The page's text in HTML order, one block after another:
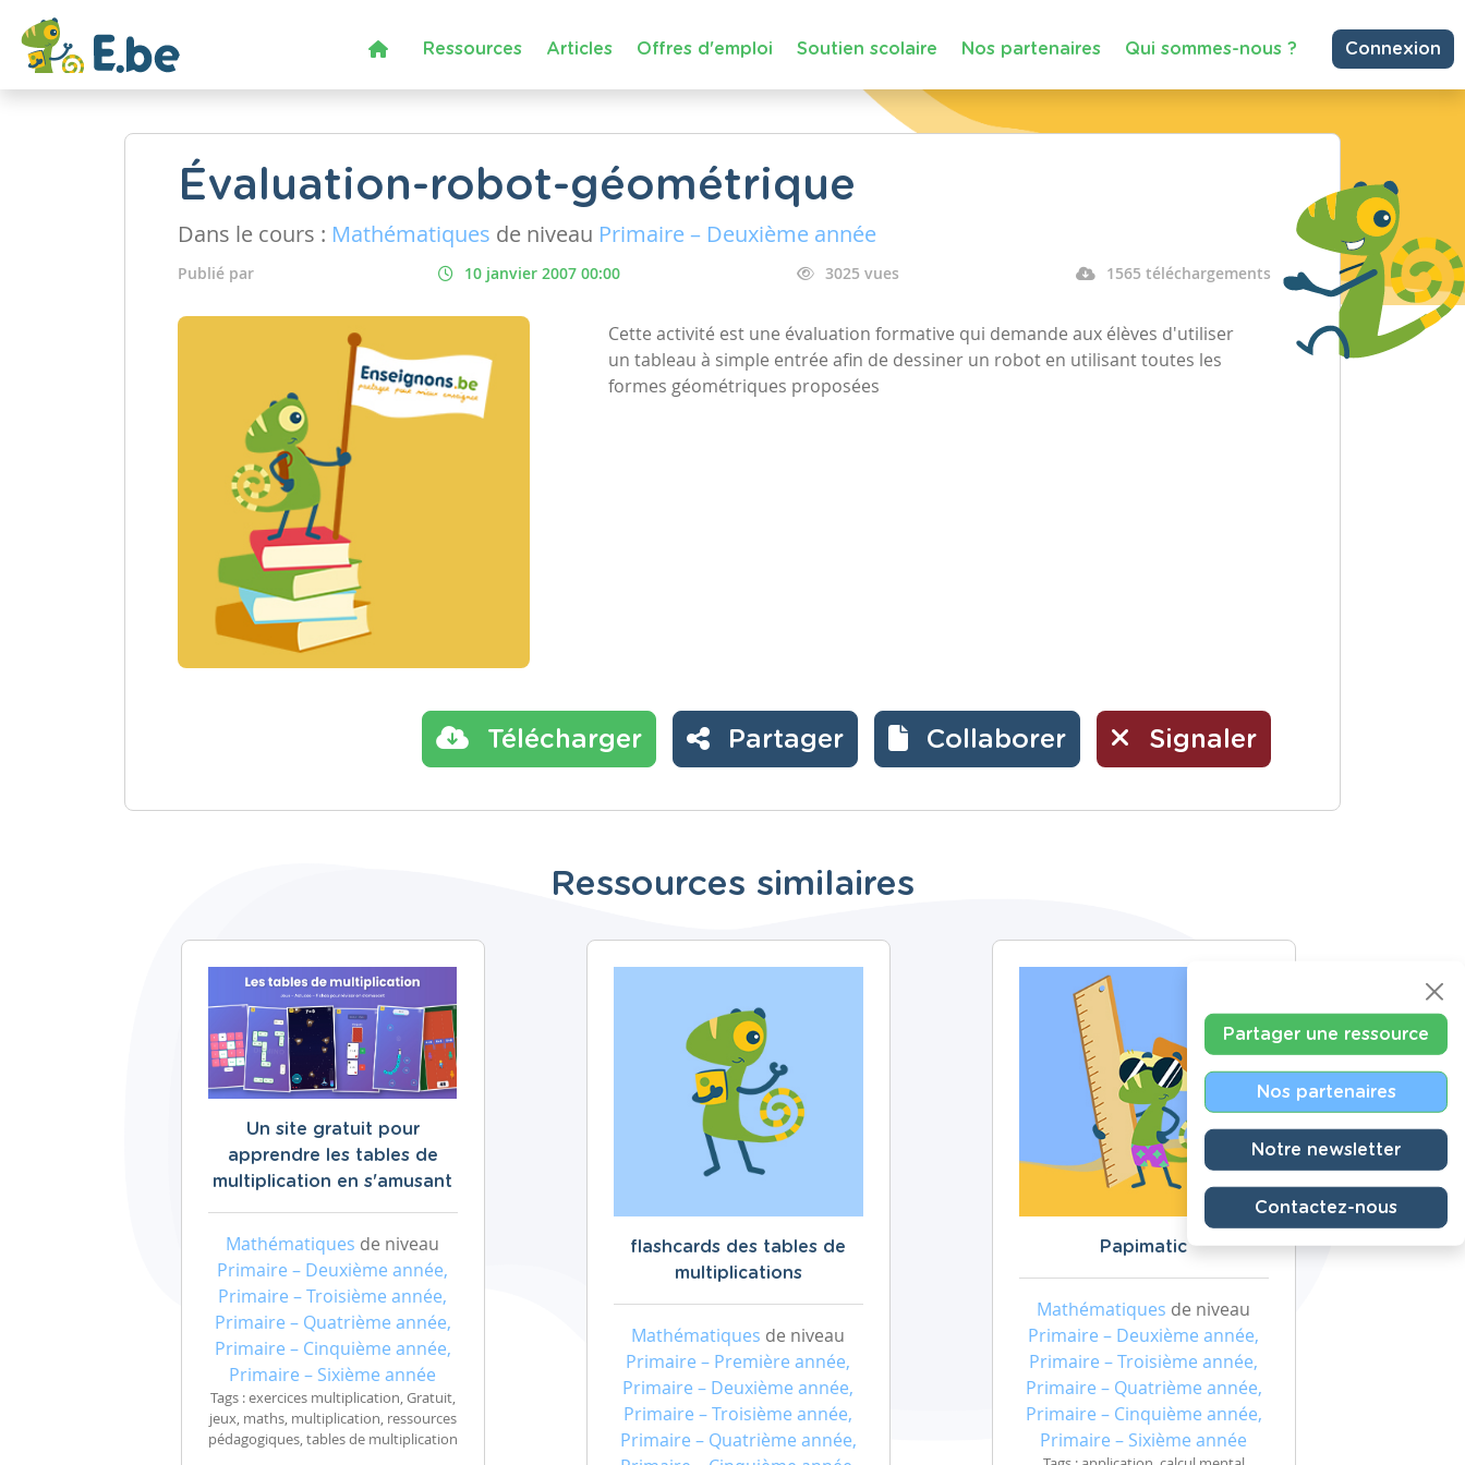
Ressources Articles Offres d'emploi Soutien scolaire Nos partenaires Qui sommes-nous ? Connexion
Évaluation-robot-géométrique
Dans le cours : Mathématiques de niveau Primaire – Deuxième année
Publié par 10 janvier 2007 00:00 3025 vues 1565 téléchargements
Cette activité est une évaluation formative qui demande aux élèves d'utiliser
un tableau à simple entrée afin de dessiner un robot en utilisant toutes les
formes géométriques proposées
Télécharger Partager Collaborer Signaler
Ressources similaires
Un site gratuit pour
apprendre les tables de
multiplication en s'amusant
Mathématiques de niveau
Primaire – Deuxième année,
Primaire – Troisième année,
Primaire – Quatrième année,
Primaire – Cinquième année,
Primaire – Sixième année
Tags : exercices multiplication, Gratuit,
jeux, maths, multiplication, ressources
pédagogiques, tables de multiplication
flashcards des tables de
multiplications
Mathématiques de niveau
Primaire – Première année,
Primaire – Deuxième année,
Primaire – Troisième année,
Primaire – Quatrième année,
Papimatic
Mathématiques de niveau
Primaire – Deuxième année,
Primaire – Troisième année,
Primaire – Quatrième année,
Primaire – Cinquième année,
Primaire – Sixième année
Partager une ressource
Nos partenaires
Notre newsletter
Contactez-nous